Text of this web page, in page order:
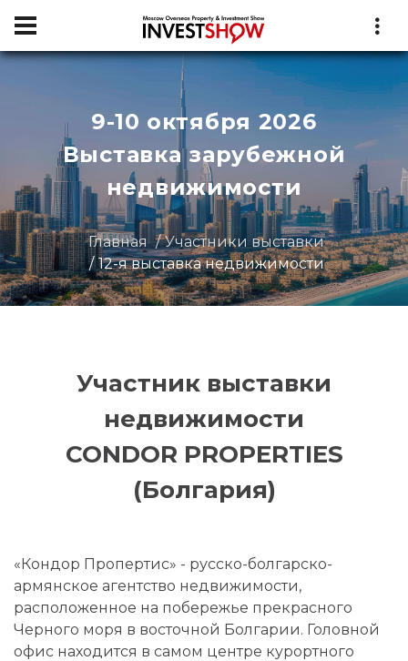
9-10 октября 2026
Выставка зарубежной
недвижимости
Главная
Участники выставки
12-я выставка недвижимости
Участник выставки
недвижимости
CONDOR PROPERTIES
(Болгария)
«Кондор Пропертис» - русско-болгарско-
армянскoe агентство недвижимости,
расположенное на побережье прекрасного
Черного моря в восточной Болгарии. Головной
офис находится в самом центре курортного